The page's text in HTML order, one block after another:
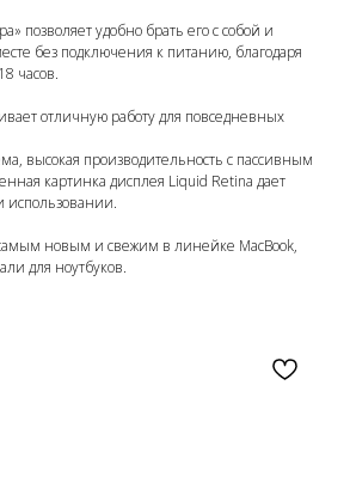
позволяет удобно брать его с собой и
без подключения к питанию, благодаря
часов.
отличную работу для повседневных
высокая производительность с пассивным
картинка дисплея Liquid Retina дает
использовании.
новым и свежим в линейке MacBook,
для ноутбуков.